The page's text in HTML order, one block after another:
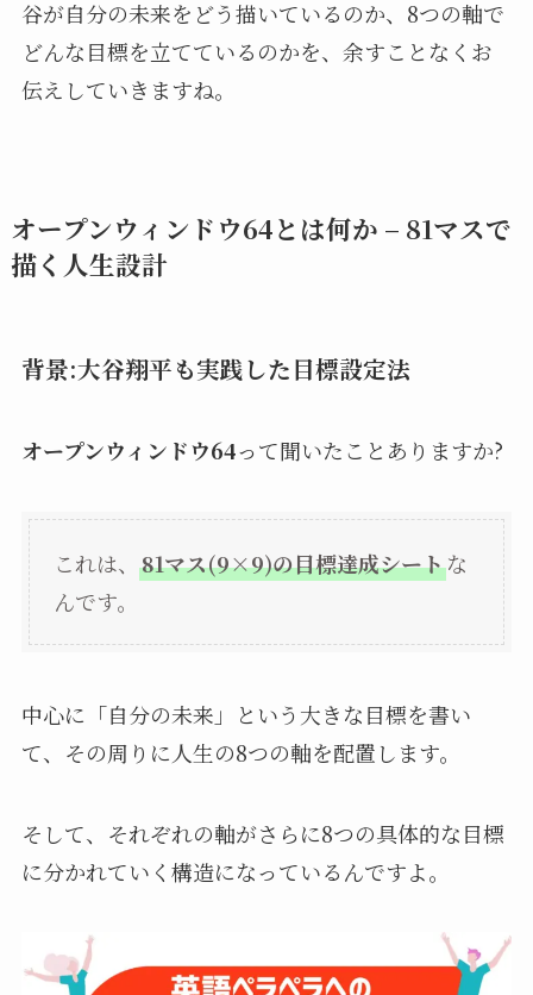
谷が自分の未来をどう描いているのか、8つの軸で
どんな目標を立てているのかを、余すことなくお
伝えしていきますね。
オープンウィンドウ64とは何か – 81マスで
描く人生設計
背景:大谷翔平も実践した目標設定法
オープンウィンドウ64って聞いたことありますか?
これは、 81マス(9×9)の目標達成シートな
んです。
中心に「自分の未来」という大きな目標を書い
て、その周りに人生の8つの軸を配置します。
そして、それぞれの軸がさらに8つの具体的な目標
に分かれていく構造になっているんですよ。